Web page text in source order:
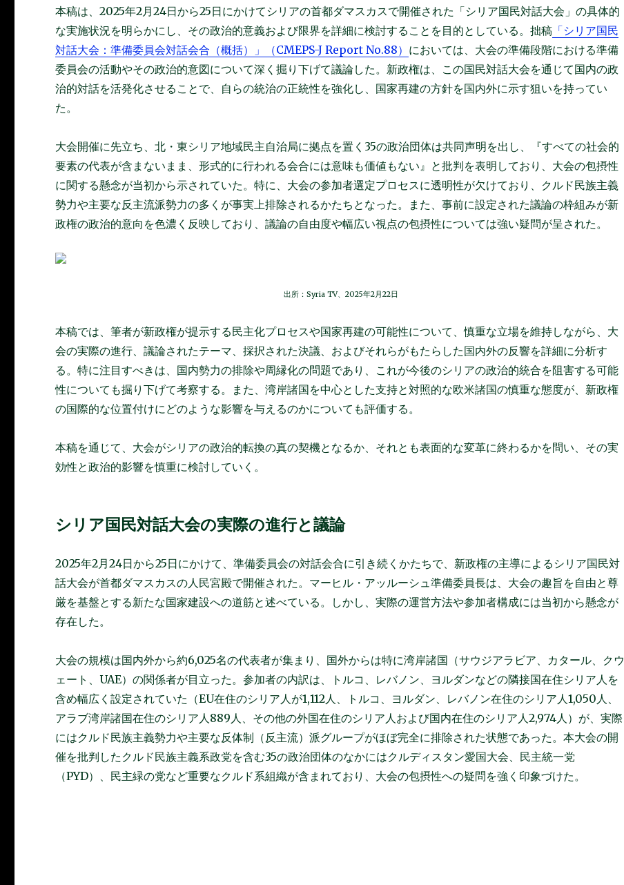
本稿は、2025年2月24日から25日にかけてシリアの首都ダマスカスで開催された「シリア国民対話大会」の具体的
な実施状況を明らかにし、その政治的意義および限界を詳細に検討することを目的としている。拙稿 「シリア国民
対話大会：準備委員会対話会合（概括）」（CMEPS-J Report No.88） においては、大会の準備段階における準備
委員会の活動やその政治的意図について深く掘り下げて議論した。新政権は、この国民対話大会を通じて国内の政
治的対話を活発化させることで、自らの統治の正統性を強化し、国家再建の方針を国内外に示す狙いを持ってい
た。
大会開催に先立ち、北・東シリア地域民主自治局に拠点を置く35の政治団体は共同声明を出し、『すべての社会的
要素の代表が含まないまま、形式的に行われる会合には意味も価値もない』と批判を表明しており、大会の包摂性
に関する懸念が当初から示されていた。特に、大会の参加者選定プロセスに透明性が欠けており、クルド民族主義
勢力や主要な反主流派勢力の多くが事実上排除されるかたちとなった。また、事前に設定された議論の枠組みが新
政権の政治的意向を色濃く反映しており、議論の自由度や幅広い視点の包摂性については強い疑問が呈された。
出所：Syria TV、2025年2月22日
本稿では、筆者が新政権が提示する民主化プロセスや国家再建の可能性について、慎重な立場を維持しながら、大
会の実際の進行、議論されたテーマ、採択された決議、およびそれらがもたらした国内外の反響を詳細に分析す
る。特に注目すべきは、国内勢力の排除や周縁化の問題であり、これが今後のシリアの政治的統合を阻害する可能
性についても掘り下げて考察する。また、湾岸諸国を中心とした支持と対照的な欧米諸国の慎重な態度が、新政権
の国際的な位置付けにどのような影響を与えるのかについても評価する。
本稿を通じて、大会がシリアの政治的転換の真の契機となるか、それとも表面的な変革に終わるかを問い、その実
効性と政治的影響を慎重に検討していく。
シリア国民対話大会の実際の進行と議論
2025年2月24日から25日にかけて、準備委員会の対話会合に引き続くかたちで、新政権の主導によるシリア国民対
話大会が首都ダマスカスの人民宮殿で開催された。マーヒル・アッルーシュ準備委員長は、大会の趣旨を自由と尊
厳を基盤とする新たな国家建設への道筋と述べている。しかし、実際の運営方法や参加者構成には当初から懸念が
存在した。
大会の規模は国内外から約6,025名の代表者が集まり、国外からは特に湾岸諸国（サウジアラビア、カタール、クウ
ェート、UAE）の関係者が目立った。参加者の内訳は、トルコ、レバノン、ヨルダンなどの隣接国在住シリア人を
含め幅広く設定されていた（EU在住のシリア人が1,112人、トルコ、ヨルダン、レバノン在住のシリア人1,050人、
アラブ湾岸諸国在住のシリア人889人、その他の外国在住のシリア人および国内在住のシリア人2,974人）が、実際
にはクルド民族主義勢力や主要な反体制（反主流）派グループがほぼ完全に排除された状態であった。本大会の開
催を批判したクルド民族主義系政党を含む35の政治団体のなかにはクルディスタン愛国大会、民主統一党
（PYD）、民主緑の党など重要なクルド系組織が含まれており、大会の包摂性への疑問を強く印象づけた。